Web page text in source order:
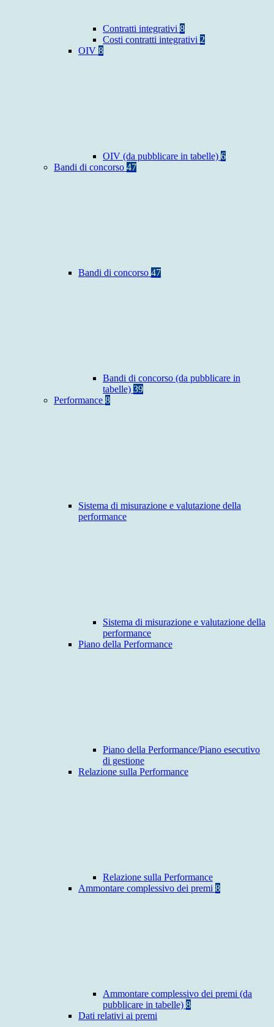
Contratti integrativi 8
Costi contratti integrativi 2
OIV 8
OIV (da pubblicare in tabelle) 6
Bandi di concorso 47
Bandi di concorso 47
Bandi di concorso (da pubblicare in
tabelle) 39
Performance 8
Sistema di misurazione e valutazione della
performance
Sistema di misurazione e valutazione della
performance
Piano della Performance
Piano della Performance/Piano esecutivo
di gestione
Relazione sulla Performance
Relazione sulla Performance
Ammontare complessivo dei premi 8
Ammontare complessivo dei premi (da
pubblicare in tabelle) 8
Dati relativi ai premi